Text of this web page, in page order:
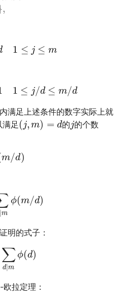
,
1 ≤ j ≤ m
1 ≤ j/d ≤ m/d
满足上述条件的数字实际上就
足(j, m) = d的j的个数
m/d)
m
ϕ(m/d)
明的式子：
∑
d∣m
ϕ(d)
拉定理：